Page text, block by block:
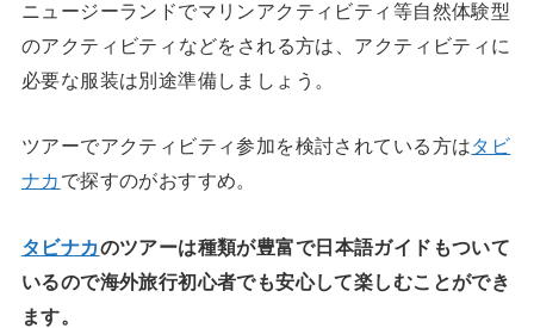
ニュージーランドでマリンアクティビティ等自然体験型
のアクティビティなどをされる方は、アクティビティに
必要な服装は別途準備しましょう。
ツアーでアクティビティ参加を検討されている方はタビ
ナカ で探すのがおすすめ。
タビナカのツアーは種類が豊富で日本語ガイドもついて
いるので海外旅行初心者でも安心して楽しむことができ
ます。